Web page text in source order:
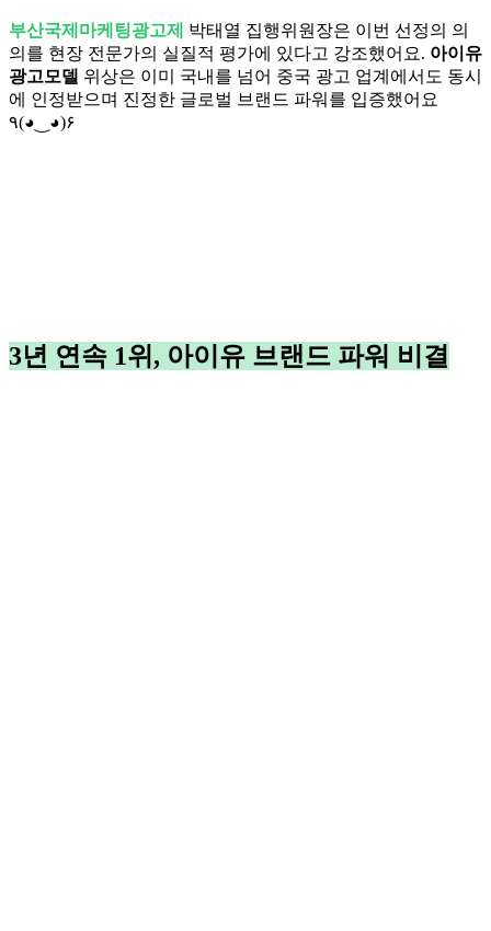
부산국제마케팅광고제
박태열 집행위원장은 이번 선정의 의
의를 현장 전문가의 실질적 평가에 있다고 강조했어요. 아이유
광고모델 위상은 이미 국내를 넘어 중국 광고 업계에서도 동시
에 인정받으며 진정한 글로벌 브랜드 파워를 입증했어요
٩(◕‿◕)۶
3년 연속 1위, 아이유 브랜드 파워 비결